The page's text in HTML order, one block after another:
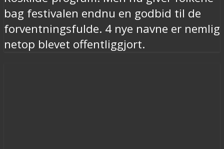
bag festivalen endnu en godbid til de
forventningsfulde. 4 nye navne er nemlig
netop blevet offentliggjort.